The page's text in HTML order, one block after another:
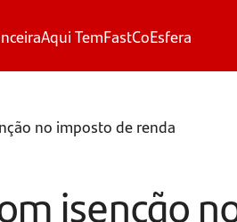
Aqui TemFastCoEsfera
no imposto de renda
isenção